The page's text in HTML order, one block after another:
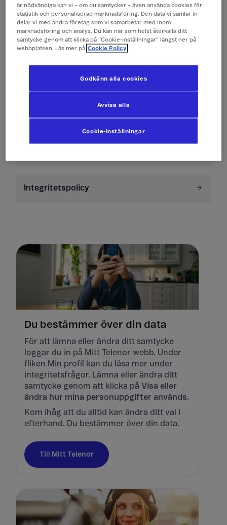
Vilken typ av data behandlar vi
Så samlar vi och använder data
Integritetspolicy
Du bestämmer över din data
För att lämna eller ändra ditt samtycke
loggar du in på Mitt Telenor webb. Under
fliken Min profil kan du läsa mer under
integritetsfrågor. Lämna eller ändra ditt
samtycke genom att klicka på Visa eller
ändra hur mina personuppgifter används.
Kom ihåg att du alltid kan ändra ditt val i
efterhand. Du bestämmer över din data.
Till Mitt Telenor
är nödvändiga kan vi – om du samtycker – även använda cookies för
statistik och personaliserad marknadsföring. Den data vi samlar in
delar vi med andra företag som vi samarbetar med inom
marknadsföring och analys. Du kan när som helst återkalla ditt
samtycke genom att klicka på ”Cookie-inställningar” längst ner på
webbplatsen. Läs mer på Cookie Policy
Cookie-inställningar
Avvisa alla
Godkänn alla cookies